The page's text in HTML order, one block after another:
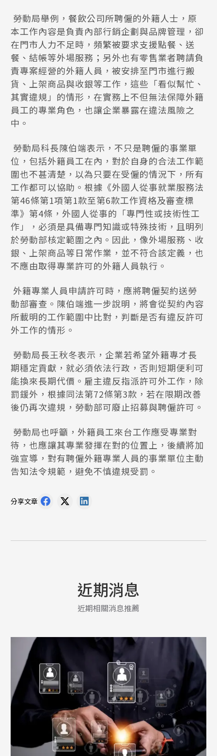
勞動局舉例，餐飲公司所聘僱的外籍人士，原
本工作內容是負責內部行銷企劃與品牌管理，卻
在門市人力不足時，頻繁被要求支援點餐、送
餐、結帳等外場服務；另外也有零售業者聘請負
責專案經營的外籍人員，被安排至門市進行搬
貨、上架商品與收銀等工作，這些「看似幫忙、
其實違規」的情形，在實務上不但無法保障外籍
員工的專業角色，也讓企業暴露在違法風險之
中。
勞動局科長陳伯端表示，不只是聘僱的事業單
位，包括外籍員工在內，對於自身的合法工作範
圍也不甚清楚，以為只要在受僱的情況下，所有
工作都可以協助。根據《外國人從事就業服務法
第46條第1項第1款至第6款工作資格及審查標
準》第4條，外國人從事的「專門性或技術性工
作」，必須是具備專門知識或特殊技術，且明列
於勞動部核定範圍之內。因此，像外場服務、收
銀、上架商品等日常作業，並不符合該定義，也
不應由取得專業許可的外籍人員執行。
外籍專業人員申請許可時，應將聘僱契約送勞
動部審查。陳伯端進一步說明，將會從契約內容
所載明的工作範圍中比對，判斷是否有違反許可
外工作的情形。
勞動局長王秋冬表示，企業若希望外籍專才長
期穩定貢獻，就必須依法行政，否則短期便利可
能換來長期代價。雇主違反指派許可外工作，除
罰鍰外，根據同法第72條第3款，若在限期改善
後仍再次違規，勞動部可廢止招募與聘僱許可。
勞動局也呼籲，外籍員工來台工作應受專業對
待，也應讓其專業發揮在對的位置上，後續將加
強宣導，對有聘僱外籍專業人員的事業單位主動
告知法令規範，避免不慎違規受罰。
分享文章
近期消息
近期相關消息推薦